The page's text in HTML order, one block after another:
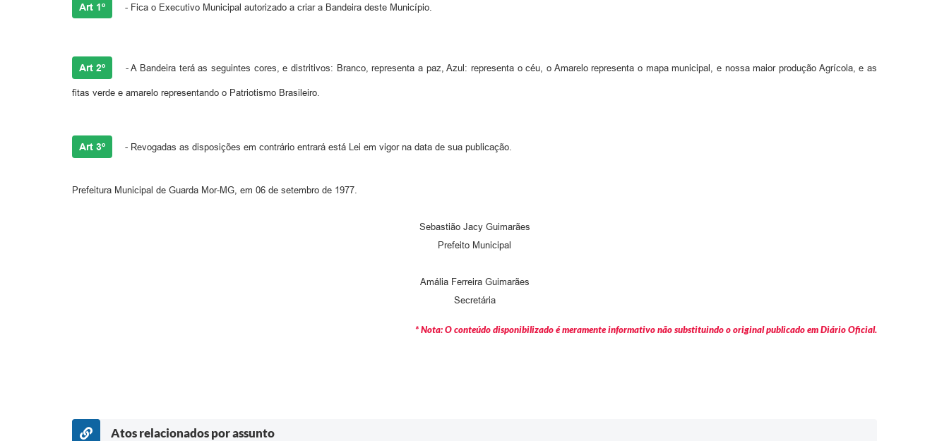
Art 1º - Fica o Executivo Municipal autorizado a criar a Bandeira deste Município.
Art 2º - A Bandeira terá as seguintes cores, e distritivos: Branco, representa a paz, Azul: representa o céu, o Amarelo representa o mapa municipal, e nossa maior produção Agrícola, e as
fitas verde e amarelo representando o Patriotismo Brasileiro.
Art 3º - Revogadas as disposições em contrário entrará está Lei em vigor na data de sua publicação.
Prefeitura Municipal de Guarda Mor-MG, em 06 de setembro de 1977.
Sebastião Jacy Guimarães
​Prefeito Municipal
Amália Ferreira Guimarães
Secretária
* Nota: O conteúdo disponibilizado é meramente informativo não substituindo o original publicado em Diário Oficial.
Atos relacionados por assunto